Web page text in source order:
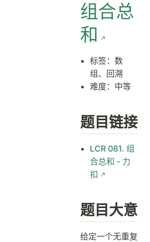
组合总
和
标签：数
组、回溯
难度：中等
题目链接
LCR 081. 组
合总和 - 力
扣
题目大意
给定一个无重复